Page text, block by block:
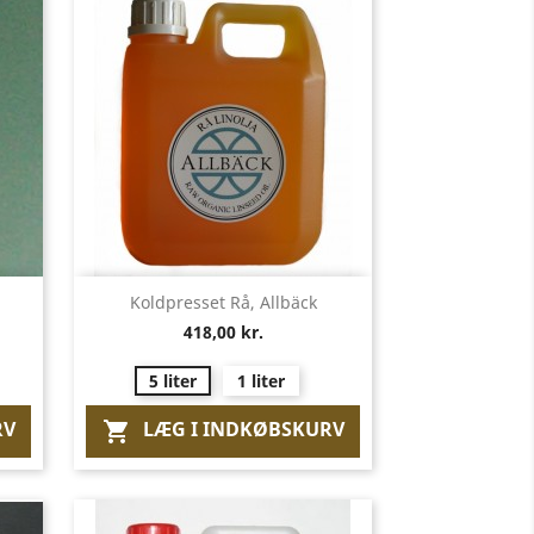
Vis her
Koldpresset Rå, Allbäck
418,00 kr.
5 liter 1 liter
 LÆG I INDKØBSKURV